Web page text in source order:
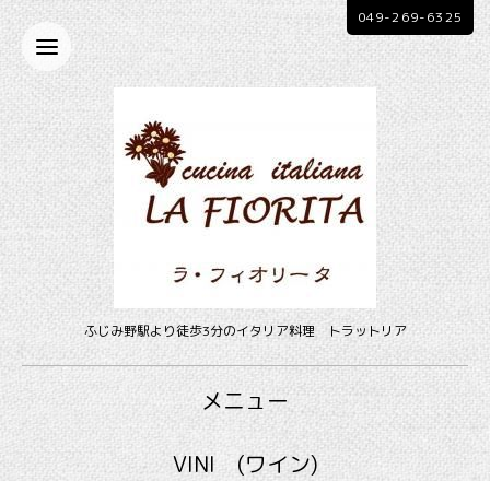
ふじみ野駅より徒歩3分のイタリア料理 トラットリア
049-269-6325
メニュー
VINI (ワイン)